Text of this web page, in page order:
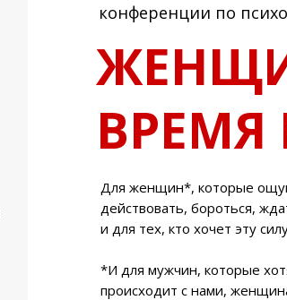
конференции по
Для женщин*, которые
действовать, бороться,
и для тех, кто хочет эту
*И для мужчин, которые
происходит с нами,